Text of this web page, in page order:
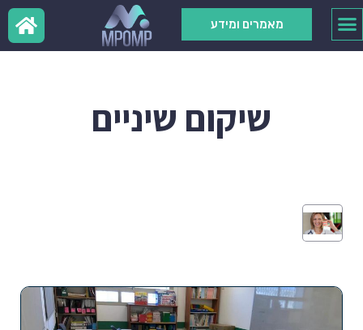
מאמרים ומידע
שיקום שיניים